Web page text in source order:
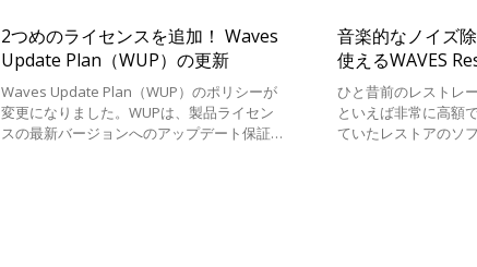
2つめのライセンスを追加！ Waves
Update Plan（WUP）の更新
Waves Update Plan（WUP）のポリシーが
変更になりました。WUPは、製品ライセン
スの最新バージョンへのアップデート保証に
音楽的なノイズ
使えるWAVES
ひと昔前のレストレ
といえば非常に高額
ていたレストアのソ